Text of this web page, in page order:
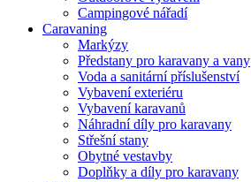
Campingové nářadí
Caravaning
Markýzy
Předstany pro karavany a vany
Voda a sanitární příslušenství
Vybavení exteriéru
Vybavení karavanů
Náhradní díly pro karavany
Střešní stany
Obytné vestavby
Doplňky a díly pro karavany